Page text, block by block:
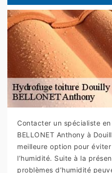
Contacter un spécialiste
BELLONET Anthony à
meilleure option pour
l’humidité. Suite à la
problèmes d’humidité